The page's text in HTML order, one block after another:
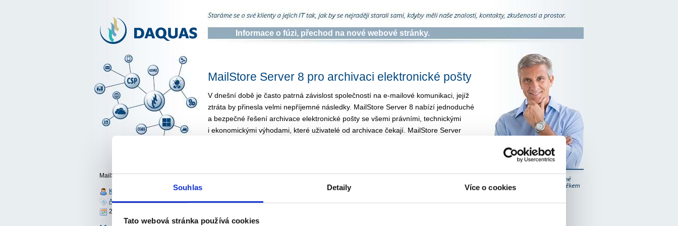
Souhlas Detaily Více o cookies
Tato webová stránka používá cookies
Informace o fúzi, přechod na nové webové stránky.
MailStore Server
Kateřina Součková
Aktuality
20.09.2013 19:29:00
MailStore Server 8 pro archivaci elektronické pošty
V dnešní době je často patrná závislost společností na e-mailové komunikaci, jejíž
ztráta by přinesla velmi nepříjemné následky. MailStore Server 8 nabízí jednoduché
a bezpečné řešení archivace elektronické pošty se všemi právními, technickými
i ekonomickými výhodami, které uživatelé od archivace čekají. MailStore Server
Strategii archivování e-mailových zpráv lze nastavit podle individuálních potřeb každé
společnosti. Jádro MailStore Serveru tvoří ukládací technologie, která je plně
data v libovolném množství archivních úložišť na více místech zároveň. Tento koncept